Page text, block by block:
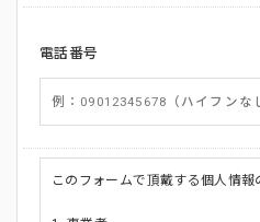
電話番号
このフォームで頂戴する個人情報